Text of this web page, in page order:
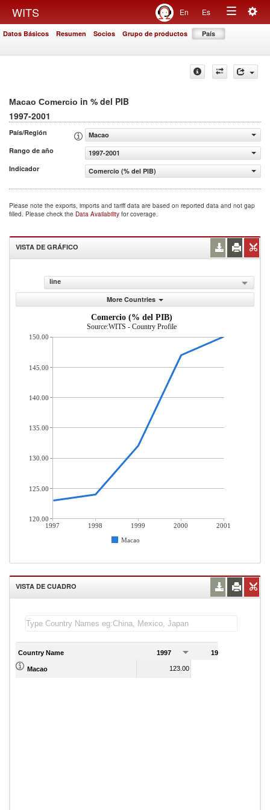
WITS En Es
Toggle
Datos Básicos Resumen Socios Grupo de productos País
Macao Comercio in % del PIB
1997-2001
País/Región
Macao
Rango de año
1997-2001
Indicador
Comercio (% del PIB)
Please note the exports, imports and tariff data are based on reported data and not gap
filled. Please check the Data Availability for coverage.
VISTA DE GRÁFICO
line
More Countries
Comercio (% del PIB)
Source:WITS - Country Profile
1997 1998 1999 2000
2001
Macao
150.00
145.00
140.00
135.00
130.00
125.00
120.00
VISTA DE CUADRO
Country Name 1997 1998
Macao 123.00